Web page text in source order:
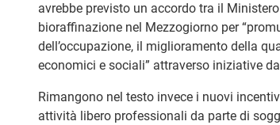
avrebbe previsto un accordo tra il
bioraffinazione nel Mezzogiorno per
dell’occupazione, il miglioramento della
economici e sociali” attraverso iniziative
Rimangono nel testo invece i nuovi
attività libero professionali da parte di